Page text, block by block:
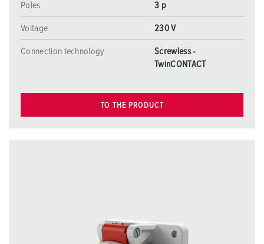
Poles 3 p
Voltage 230 V
Connection technology
Screwless -
TwinCONTACT
TO THE PRODUCT